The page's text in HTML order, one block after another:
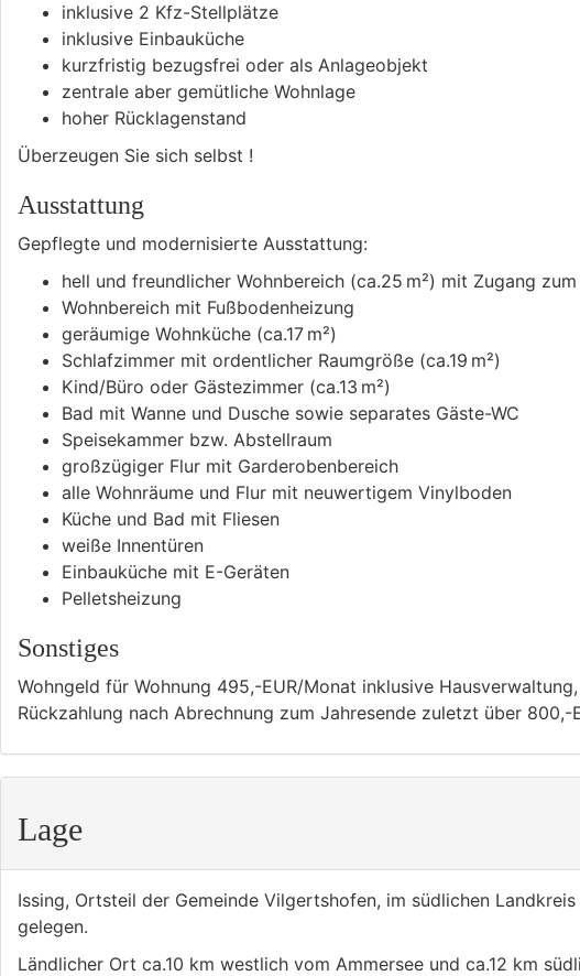
inklusive 2 Kfz-Stellplätze
inklusive Einbauküche
kurzfristig bezugsfrei oder als Anlageobjekt
zentrale aber gemütliche Wohnlage
hoher Rücklagenstand
Überzeugen Sie sich selbst !
Ausstattung
Gepflegte und modernisierte Ausstattung:
hell und freundlicher Wohnbereich (ca.25 m²) mit Zugang
Wohnbereich mit Fußbodenheizung
geräumige Wohnküche (ca.17 m²)
Schlafzimmer mit ordentlicher Raumgröße (ca.19 m²)
Kind/Büro oder Gästezimmer (ca.13 m²)
Bad mit Wanne und Dusche sowie separates Gäste-WC
Speisekammer bzw. Abstellraum
großzügiger Flur mit Garderobenbereich
alle Wohnräume und Flur mit neuwertigem Vinylboden
Küche und Bad mit Fliesen
weiße Innentüren
Einbauküche mit E-Geräten
Pelletsheizung
Sonstiges
Wohngeld für Wohnung 495,-EUR/Monat inklusive
Rückzahlung nach Abrechnung zum Jahresende zuletzt über 800,-
Lage
Issing, Ortsteil der Gemeinde Vilgertshofen, im südlichen
gelegen.
Ländlicher Ort ca.10 km westlich vom Ammersee und ca.12 km